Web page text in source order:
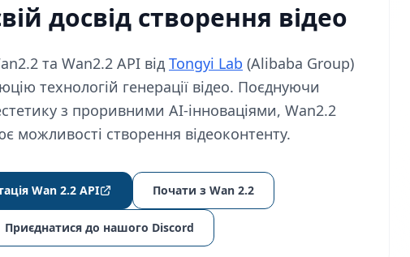
досвід створення відео
та Wan2.2 API від Tongyi Lab (Alibaba Group)
технологій генерації відео. Поєднуючи
з проривними AI‑інноваціями, Wan2.2
можливості створення відеоконтенту.
Wan 2.2 API Почати з Wan 2.2
Приєднатися до нашого Discord